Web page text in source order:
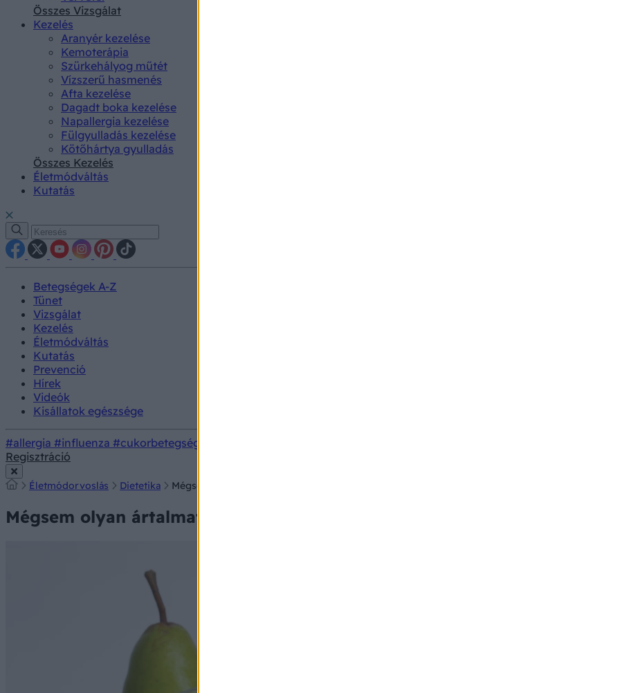
Összes Vizsgálat
Kezelés
Aranyér kezelése
Kemoterápia
Szürkehályog műtét
Vízszerű hasmenés
Afta kezelése
Dagadt boka kezelése
Napallergia kezelése
Fülgyulladás kezelése
Kötőhártya gyulladás
Összes Kezelés
Életmódváltás
Kutatás
Betegségek A-Z
Tünet
Vizsgálat
Kezelés
Életmódváltás
Kutatás
Prevenció
Hírek
Videók
Kisállatok egészsége
#allergia #influenza #cukorbetegség
Regisztráció
Életmódorvoslás Dietetika Mégsem olyan ártalmatlan a fruktóz? A válasz az agyban rejlik
Mégsem olyan ártalmatlan a fruktóz? A válasz az agyban rejlik